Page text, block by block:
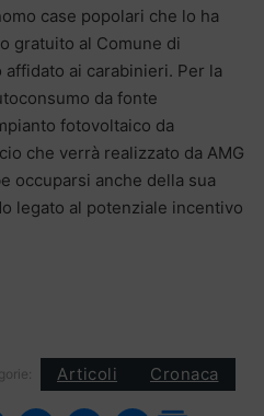
case popolari che lo ha
gratuito al Comune di
ai carabinieri. Per la
da fonte
fotovoltaico da
che verrà realizzato da AMG
occuparsi anche della sua
legato al potenziale incentivo
Articoli Cronaca